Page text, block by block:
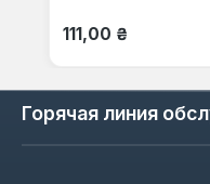
Обычная цена:
111,00 ₴
Горячая линия